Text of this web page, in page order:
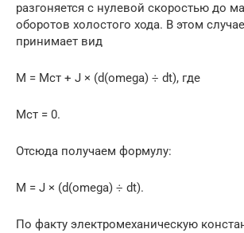
разгоняется с нулевой скоростью до
оборотов холостого хода. В этом
принимает вид
M = Mст + J × (d(omega) ÷ dt), где
Mст = 0.
Отсюда получаем формулу:
M = J × (d(omega) ÷ dt).
По факту электромеханическую